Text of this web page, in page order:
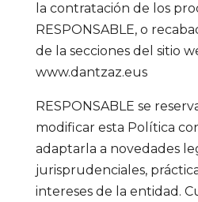
la contratación de los
RESPONSABLE, o
de la secciones del sitio
www.dantzaz.eus
RESPONSABLE se
modificar esta Política
adaptarla a novedades
jurisprudenciales,
intereses de la entidad.